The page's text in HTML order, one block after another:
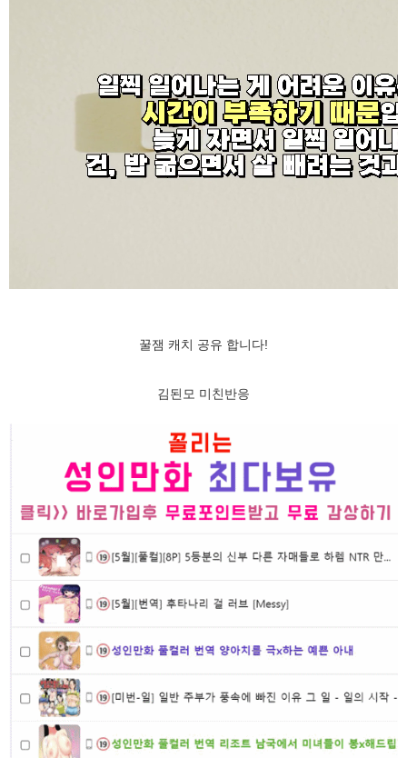
꿀잼 캐치 공유 합니다!
김된모 미친반응